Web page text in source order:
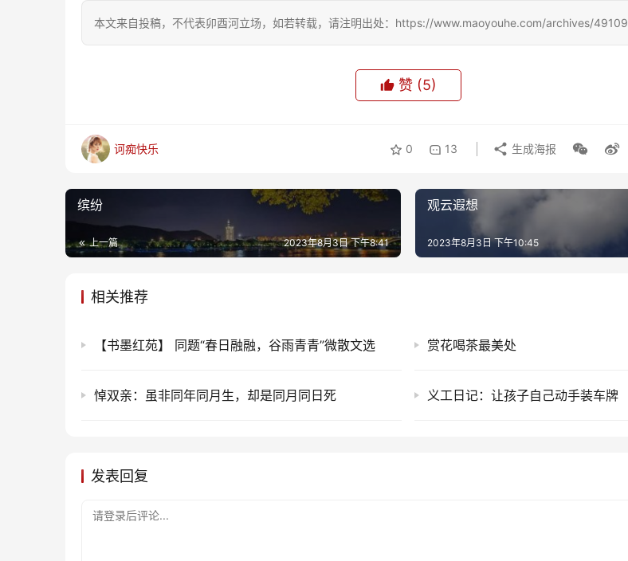
本文来自投稿，不代表卯酉河立场，如若转载，请注明出处：https://www.maoyouhe.com/archives/49109
赞 (5)
诃痴快乐 0 13 生成海报
缤纷
上一篇 2023年8月3日 下午8:41
观云遐想
2023年8月3日 下午10:45
相关推荐
【书墨红苑】 同题“春日融融，谷雨青青”微散文选 赏花喝茶最美处
悼双亲：虽非同年同月生，却是同月同日死 义工日记：让孩子自己动手装车牌
发表回复
请登录后评论...